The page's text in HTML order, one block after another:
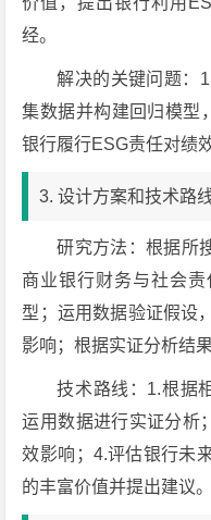
经。
解决的关键问题：
集数据并构建回归模型
银行履行ESG责任对绩
3. 设计方案和技术路
研究方法：根据所
商业银行财务与社会
型；运用数据验证假设
影响；根据实证分析结
技术路线：1.根据
运用数据进行实证分析
效影响；4.评估银行未
的丰富价值并提出建议。